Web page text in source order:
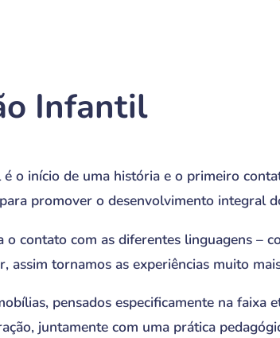
Infantil
o início de uma história e o primeiro
promover o desenvolvimento integral
o contato com as diferentes linguagens –
assim tornamos as experiências muito
pensados especificamente na
juntamente com uma prática